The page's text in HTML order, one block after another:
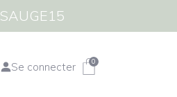
Se connecter 0